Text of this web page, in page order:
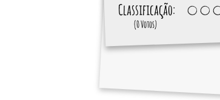
Classificação:
(0 Votos)